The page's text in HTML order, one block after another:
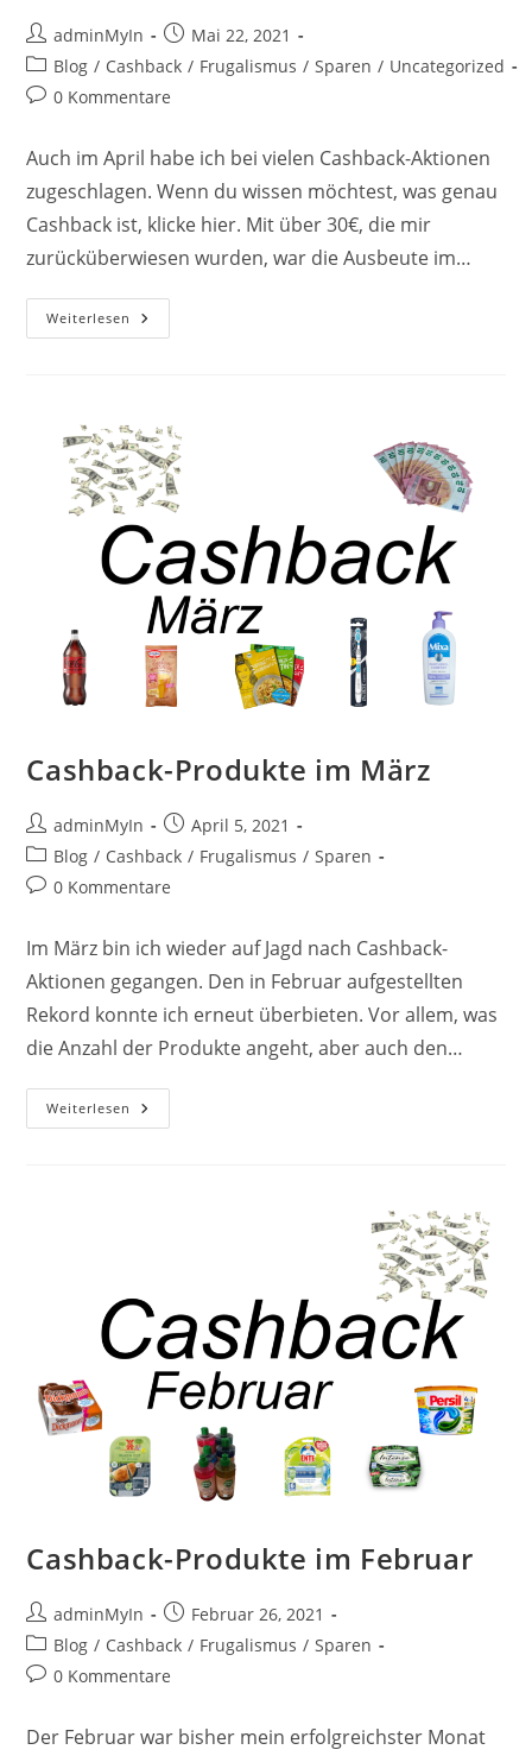
Beitrags-
Autor:
adminMyIn
Beitrag
veröffentlicht:
Mai 22, 2021
Beitrags-
Kategorie:
Blog / Cashback / Frugalismus / Sparen / Uncategorized
Beitrags-
0 Kommentare
Auch im April habe ich bei vielen Cashback-Aktionen
zugeschlagen. Wenn du wissen möchtest, was genau
Cashback ist, klicke hier. Mit über 30€, die mir
zurücküberwiesen wurden, war die Ausbeute im…
Weiterlesen Cashback-
Produkte
Cashback-Produkte im März
Beitrags-
Autor:
adminMyIn
Beitrag
veröffentlicht:
April 5, 2021
Beitrags-
Kategorie:
Blog / Cashback / Frugalismus / Sparen
Beitrags-
0 Kommentare
Im März bin ich wieder auf Jagd nach Cashback-
Aktionen gegangen. Den in Februar aufgestellten
Rekord konnte ich erneut überbieten. Vor allem, was
die Anzahl der Produkte angeht, aber auch den…
Weiterlesen Cashback-
Produkte
Cashback-Produkte im Februar
Beitrags-
Autor:
adminMyIn
Beitrag
veröffentlicht:
Februar 26, 2021
Beitrags-
Kategorie:
Blog / Cashback / Frugalismus / Sparen
Beitrags-
0 Kommentare
Der Februar war bisher mein erfolgreichster Monat